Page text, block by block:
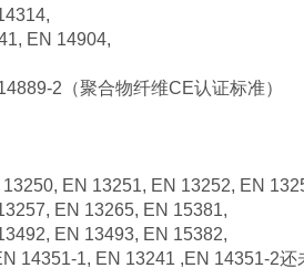
EN 14904,
2（聚合物纤维CE认证标准）
EN 13251, EN 13252, EN
EN 13265, EN 15381,
EN 13493, EN 15382,
14351-1, EN 13241 ,EN 14351-2还